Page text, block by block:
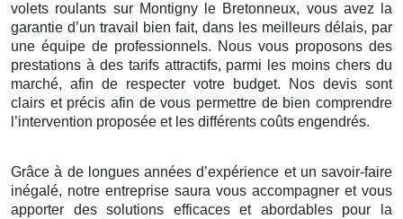
volets roulants sur Montigny le Bretonneux, vous avez la
garantie d’un travail bien fait, dans les meilleurs délais, par
une équipe de professionnels. Nous vous proposons des
prestations à des tarifs attractifs, parmi les moins chers du
marché, afin de respecter votre budget. Nos devis sont
clairs et précis afin de vous permettre de bien comprendre
l’intervention proposée et les différents coûts engendrés.
Grâce à de longues années d’expérience et un savoir-faire
inégalé, notre entreprise saura vous accompagner et vous
apporter des solutions efficaces et abordables pour la